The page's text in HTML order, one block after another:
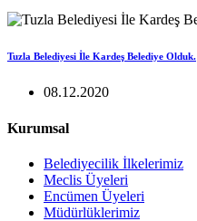
Tuzla Belediyesi İle Kardeş Belediye Olduk.
08.12.2020
Kurumsal
Belediyecilik İlkelerimiz
Meclis Üyeleri
Encümen Üyeleri
Müdürlüklerimiz